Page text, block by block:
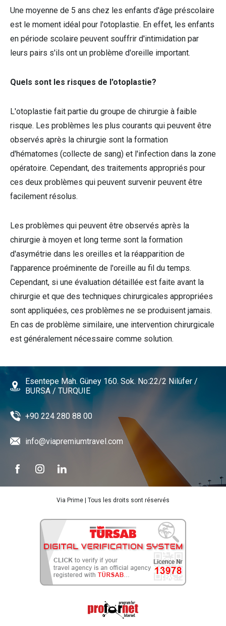
Une moyenne de 5 ans chez les enfants d'âge préscolaire
est le moment idéal pour l'otoplastie. En effet, les enfants
en période scolaire peuvent souffrir d'intimidation par
leurs pairs s'ils ont un problème d'oreille important.
Quels sont les risques de l'otoplastie?
L'otoplastie fait partie du groupe de chirurgie à faible
risque. Les problèmes les plus courants qui peuvent être
observés après la chirurgie sont la formation
d'hématomes (collecte de sang) et l'infection dans la zone
opératoire. Cependant, des traitements appropriés pour
ces deux problèmes qui peuvent survenir peuvent être
facilement résolus.
Les problèmes qui peuvent être observés après la
chirurgie à moyen et long terme sont la formation
d'asymétrie dans les oreilles et la réapparition de
l'apparence proéminente de l'oreille au fil du temps.
Cependant, si une évaluation détaillée est faite avant la
chirurgie et que des techniques chirurgicales appropriées
sont appliquées, ces problèmes ne se produisent jamais.
En cas de problème similaire, une intervention chirurgicale
est généralement nécessaire comme solution.
Esentepe Mah. Güney 160. Sok. No:22/2 Nilüfer /
BURSA / TURQUIE
+90 224 280 88 00
info@viapremiumtravel.com
Via Prime | Tous les droits sont réservés